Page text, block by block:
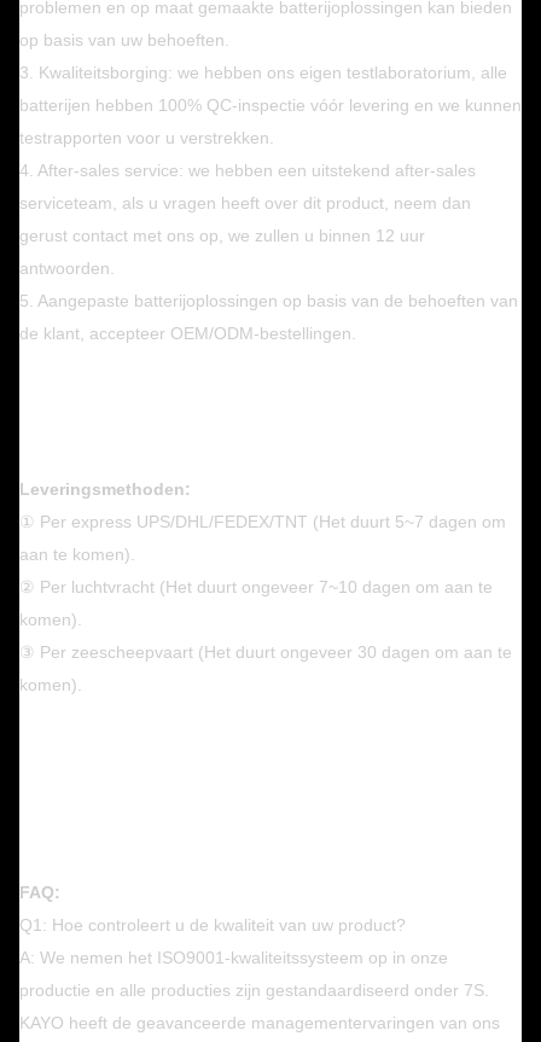
problemen en op maat gemaakte batterijoplossingen kan bieden
op basis van uw behoeften.
3. Kwaliteitsborging: we hebben ons eigen testlaboratorium, alle
batterijen hebben 100% QC-inspectie vóór levering en we kunnen
testrapporten voor u verstrekken.
4. After-sales service: we hebben een uitstekend after-sales
serviceteam, als u vragen heeft over dit product, neem dan
gerust contact met ons op, we zullen u binnen 12 uur
antwoorden.
5. Aangepaste batterijoplossingen op basis van de behoeften van
de klant, accepteer OEM/ODM-bestellingen.
Leveringsmethoden:
① Per express UPS/DHL/FEDEX/TNT (Het duurt 5~7 dagen om
aan te komen).
② Per luchtvracht (Het duurt ongeveer 7~10 dagen om aan te
komen).
③ Per zeescheepvaart (Het duurt ongeveer 30 dagen om aan te
komen).
FAQ:
Q1: Hoe controleert u de kwaliteit van uw product?
A: We nemen het ISO9001-kwaliteitssysteem op in onze
productie en alle producties zijn gestandaardiseerd onder 7S.
KAYO heeft de geavanceerde managementervaringen van ons